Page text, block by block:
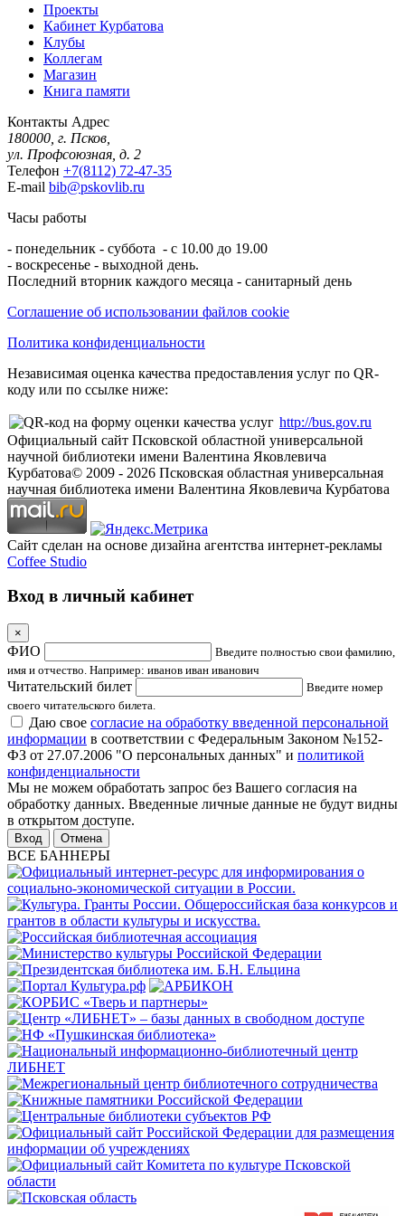
Проекты
Кабинет Курбатова
Клубы
Коллегам
Магазин
Книга памяти
Контакты Адрес
180000, г. Псков,
ул. Профсоюзная, д. 2
Телефон +7(8112) 72-47-35
E-mail bib@pskovlib.ru
Часы работы
- понедельник - суббота - с 10.00 до 19.00
- воскресенье - выходной день.
Последний вторник каждого месяца - санитарный день
Соглашение об использовании файлов cookie
Политика конфиденциальности
Независимая оценка качества предоставления услуг по QR-
коду или по ссылке ниже:
http://bus.gov.ru
Официальный сайт Псковской областной универсальной
научной библиотеки имени Валентина Яковлевича
Курбатова© 2009 - 2026 Псковская областная универсальная
научная библиотека имени Валентина Яковлевича Курбатова
Сайт сделан на основе дизайна агентства интернет-рекламы
Coffee Studio
Вход в личный кабинет
×
ФИО
Введите полностью свои фамилию,
имя и отчество. Например: иванов иван иванович
Читательский билет
Введите номер
своего читательского билета.
Даю свое согласие на обработку введенной персональной
информации в соответствии с Федеральным Законом №152-
ФЗ от 27.07.2006 "О персональных данных" и политикой
конфиденциальности
Мы не можем обработать запрос без Вашего согласия на
обработку данных. Введенные личные данные не будут видны
в открытом доступе.
Отмена
ВСЕ БАННЕРЫ